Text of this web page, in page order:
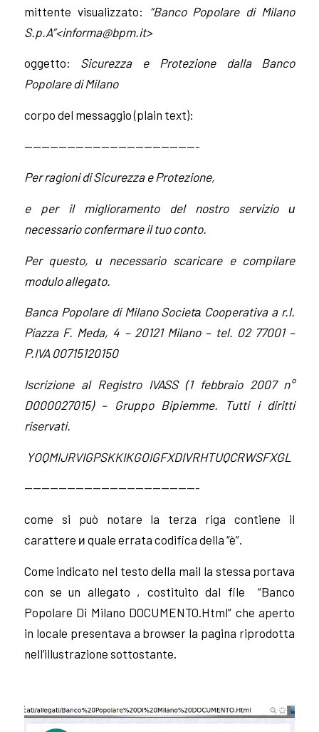
mittente visualizzato:
“Banco Popolare di Milano
S.p.A”<informa@bpm.it>
oggetto: Sicurezza e Protezione dalla Banco
Popolare di Milano
corpo del messaggio (plain text):
————————————————————-
Per ragioni di Sicurezza e Protezione,
e per il miglioramento del nostro servizio и
necessario confermare il tuo conto.
Per questo, и necessario scaricare e compilare
modulo allegato.
Banca Popolare di Milano Societа Cooperativa a r.l.
Piazza F. Meda, 4 – 20121 Milano – tel. 02 77001 –
P.IVA 00715120150
Iscrizione al Registro IVASS (1 febbraio 2007 n°
D000027015) – Gruppo Bipiemme. Tutti i diritti
riservati.
YOQMIJRVIGPSKKIKGOIGFXDIVRHTUQCRWSFXGL
————————————————————-
come si può notare la terza riga contiene il
carattere и quale errata codifica della “è”.
Come indicato nel testo della mail la stessa portava
con se un allegato , costituito dal file“Banco
Popolare Di Milano DOCUMENTO.Html” che aperto
in locale presentava a browser la pagina riprodotta
nell’illustrazione sottostante.